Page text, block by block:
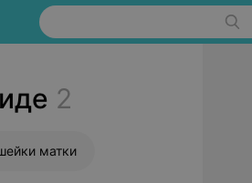
2
матки